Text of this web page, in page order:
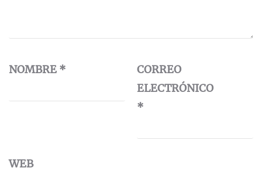
NOMBRE *
CORREO
ELECTRÓNICO
*
WEB